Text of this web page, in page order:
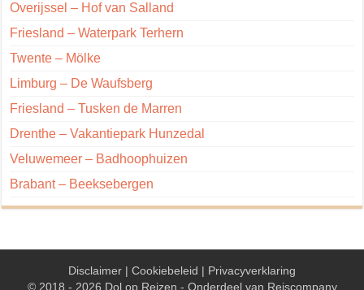
Overijssel – Hof van Salland
Friesland – Waterpark Terhern
Twente – Mölke
Limburg – De Waufsberg
Friesland – Tusken de Marren
Drenthe – Vakantiepark Hunzedal
Veluwemeer – Badhoophuizen
Brabant – Beeksebergen
Disclaimer | Cookiebeleid | Privacyverklaring
© 2018 - 2026 Dol op Reizen - Onderdeel van Reiscompany